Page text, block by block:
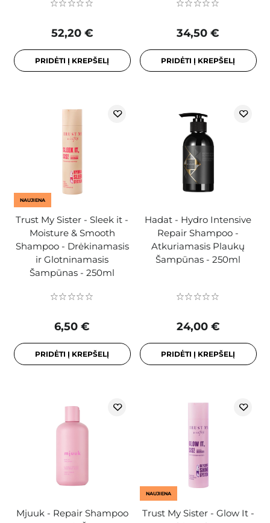
52,20 €
PRIDĖTI Į KREPŠELĮ
34,50 €
PRIDĖTI Į KREPŠELĮ
NAUJIENA
Trust My Sister - Sleek it -
Moisture & Smooth
Shampoo - Drėkinamasis
ir Glotninamasis
Šampūnas - 250ml
6,50 €
PRIDĖTI Į KREPŠELĮ
Hadat - Hydro Intensive
Repair Shampoo -
Atkuriamasis Plaukų
Šampūnas - 250ml
24,00 €
PRIDĖTI Į KREPŠELĮ
Mjuuk - Repair Shampoo
NAUJIENA
Trust My Sister - Glow It -